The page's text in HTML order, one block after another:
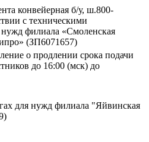
конвейерная б/у, ш.800-
с техническими
филиала «Смоленская
(ЗП6071657)
о продлении срока подачи
до 16:00 (мск) до
для нужд филиала "Яйвинская